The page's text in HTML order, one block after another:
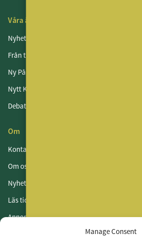
Manage Consent
Våra ämnen
Nyheter
Från tidningen
Ny På Jobbet
Nytt Kontor
Debatt
Om
Kontakt
Om oss
Nyhetsbrev
Läs tidningen
Annonsera